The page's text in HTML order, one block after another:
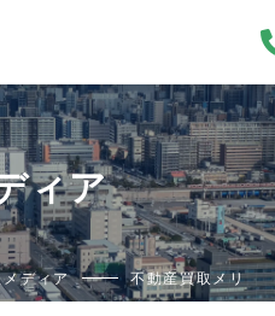
ィア
ディア 不動産買取メリッ